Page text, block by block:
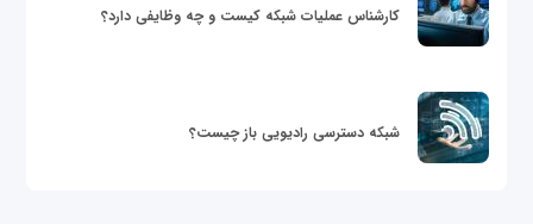
کارشناس عملیات شبکه کیست و چه وظایفی دارد؟
شبکه دسترسی رادیویی باز چیست؟